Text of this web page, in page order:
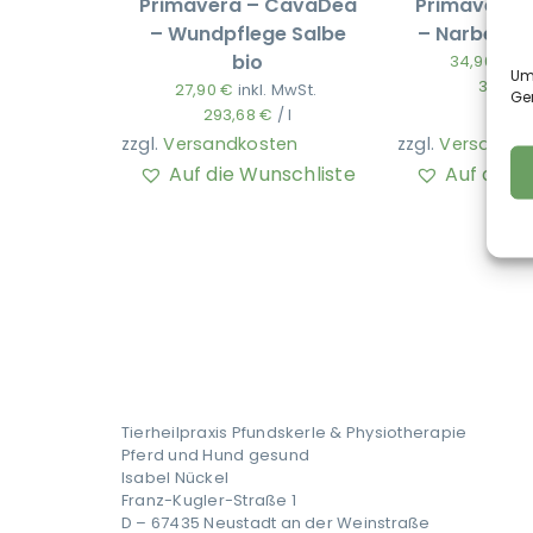
– Wundpflege Salbe
bio
27,90€ inkl. MwSt.
293,68€ /l
zzgl.Versandkosten
Auf die Wunschliste
–
34,90
349,00
zzgl.
Auf die
Tierheilpraxis Pfundskerle & Physiotherapie
Pferd und Hund gesund
Isabel Nückel
Franz-Kugler-Straße 1
D – 67435 Neustadt an der Weinstraße